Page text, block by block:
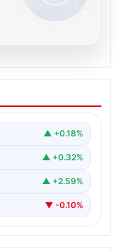
Sanal
şekilde bağlantı
▲ +0.18%
▲ +0.32%
▲ +2.59%
▼ -0.10%